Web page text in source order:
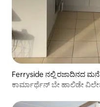
Ferryside ನಲ್ಲಿ ರಜಾದಿನದ ಮನೆ